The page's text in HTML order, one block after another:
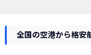
全国の空港から格安